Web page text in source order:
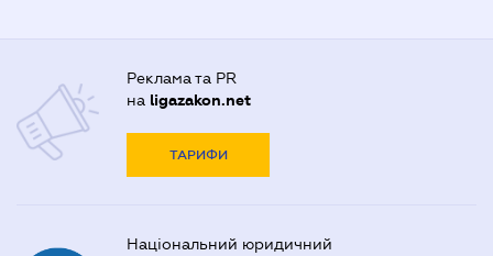
Реклама та PR
на ligazakon.net
ТАРИФИ
Національний юридичний